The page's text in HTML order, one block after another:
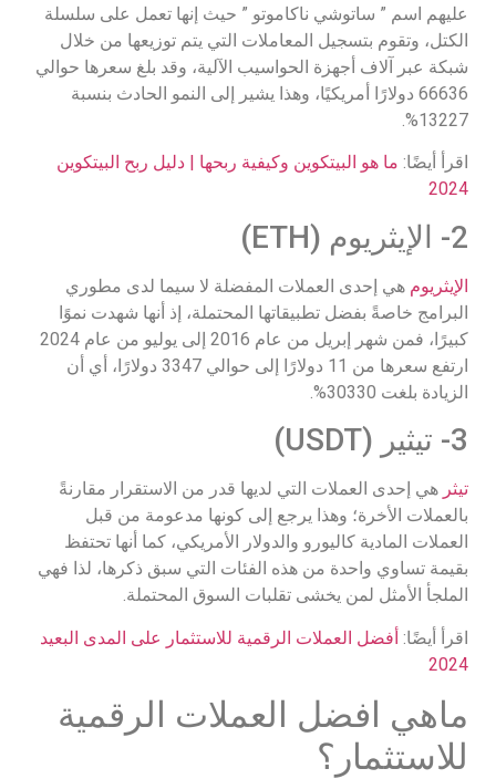
عليهم اسم ” ساتوشي ناكاموتو ” حيث إنها تعمل على سلسلة
الكتل، وتقوم بتسجيل المعاملات التي يتم توزيعها من خلال
شبكة عبر آلاف أجهزة الحواسيب الآلية، وقد بلغ سعرها حوالي
66636 دولارًا أمريكيًا، وهذا يشير إلى النمو الحادث بنسبة
13227%.
اقرأ أيضًا: ما هو البيتكوين وكيفية ربحها | دليل ربح البيتكوين
2024
2- الإيثريوم (ETH)
الإيثريوم هي إحدى العملات المفضلة لا سيما لدى مطوري
البرامج خاصةً بفضل تطبيقاتها المحتملة، إذ أنها شهدت نموًا
كبيرًا، فمن شهر إبريل من عام 2016 إلى يوليو من عام 2024
ارتفع سعرها من 11 دولارًا إلى حوالي 3347 دولارًا، أي أن
الزيادة بلغت 30330%.
3- تيثير (USDT)
تيثر هي إحدى العملات التي لديها قدر من الاستقرار مقارنةً
بالعملات الأخرة؛ وهذا يرجع إلى كونها مدعومة من قبل
العملات المادية كاليورو والدولار الأمريكي، كما أنها تحتفظ
بقيمة تساوي واحدة من هذه الفئات التي سبق ذكرها، لذا فهي
الملجأ الأمثل لمن يخشى تقلبات السوق المحتملة.
اقرأ أيضًا: أفضل العملات الرقمية للاستثمار على المدى البعيد
2024
ماهي افضل العملات الرقمية
للاستثمار؟